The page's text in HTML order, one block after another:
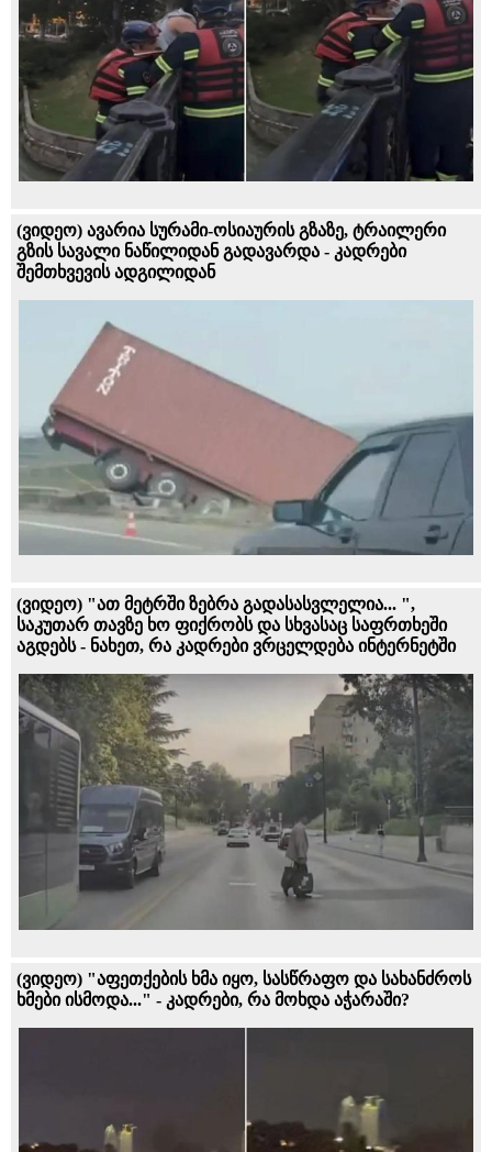
(ვიდეო) ავარია სურამი-ოსიაურის გზაზე, ტრაილერი
გზის სავალი ნაწილიდან გადავარდა - კადრები
შემთხვევის ადგილიდან
(ვიდეო) "ათ მეტრში ზებრა გადასასვლელია... ",
საკუთარ თავზე ხო ფიქრობს და სხვასაც საფრთხეში
აგდებს - ნახეთ, რა კადრები ვრცელდება ინტერნეტში
(ვიდეო) "აფეთქების ხმა იყო, სასწრაფო და სახანძროს
ხმები ისმოდა..." - კადრები, რა მოხდა აჭარაში?